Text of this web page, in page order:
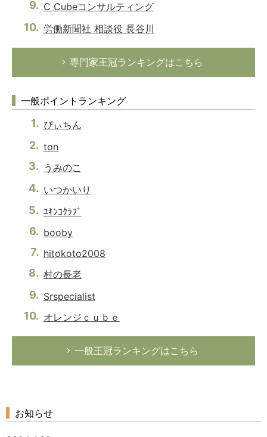
C Cubeコンサルティング
労働新聞社 相談役 長谷川
専門家王冠ランキングはこちら
一般ポイントランキング
ぴぃちん
ton
うみのこ
いつかいり
ﾕｷﾝｺｸﾗﾌﾞ
booby
hitokoto2008
村の長老
Srspecialist
オレンジｃｕｂｅ
一般王冠ランキングはこちら
お知らせ